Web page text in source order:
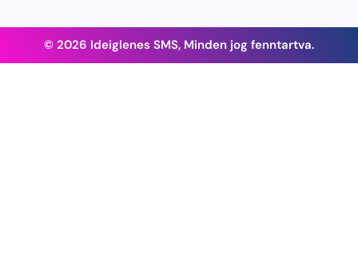
© 2026 Ideiglenes SMS, Minden jog fenntartva.